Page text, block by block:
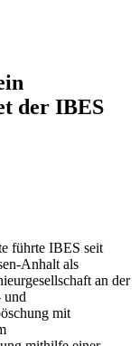
der IBES
führte IBES seit
Anhalt als
an der
und
mit